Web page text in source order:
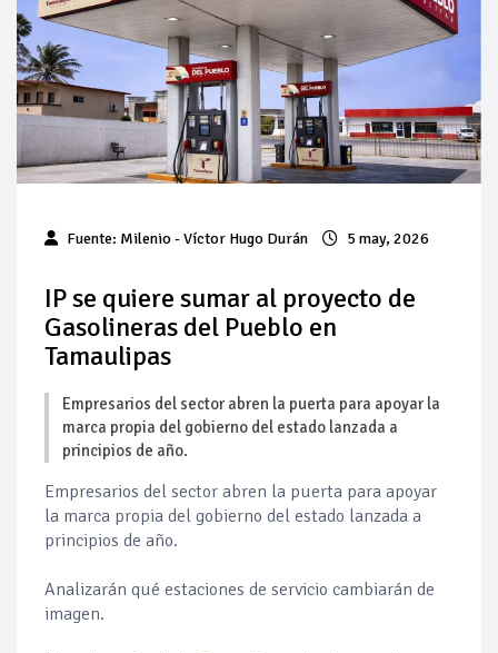
Baja 5% más el precio internacional del crudo por posible
acuerdo de paz
Aumentan 83% ventas de diésel Pemex: PetroIntelligence
Aumenta la producción de hidrocarburos de Pemex; aún
está lejos de la meta
Medio Oriente
Así comienza un nuevo mes para los combustibles
Cautela en el mercado por conversaciones Irán-Omán
mantienen precios al alza
Fuente: Milenio - Víctor Hugo Durán 5 may, 2026
IP se quiere sumar al proyecto de
Gasolineras del Pueblo en
Tamaulipas
Empresarios del sector abren la puerta para apoyar la
marca propia del gobierno del estado lanzada a
principios de año.
Empresarios del sector abren la puerta para apoyar
la marca propia del gobierno del estado lanzada a
principios de año.
Analizarán qué estaciones de servicio cambiarán de
imagen.